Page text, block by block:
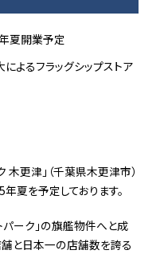
夏開業予定
よるフラッグシップストア
更津」（千葉県木更津市）
夏を予定しております。
ーク」の旗艦物件へと成
と日本一の店舗数を誇る